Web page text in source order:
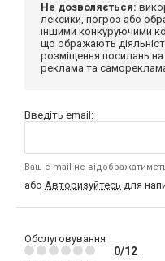
Не дозволяється:
лексики, погроз або
іншими конкуруючими
що ображають
розміщення посилань на
реклама та
Введіть email:
Ваш e-mail не
або Авторизуйтесь для
Обслуговування
0/12